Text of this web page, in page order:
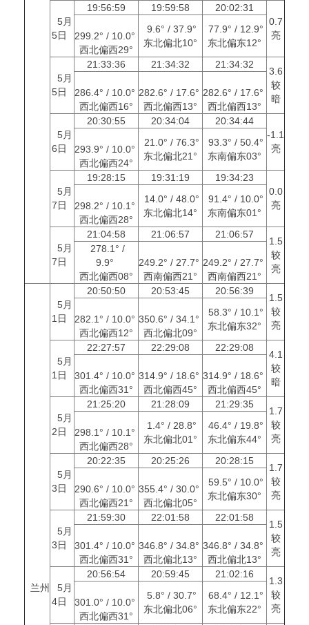
5月
5日
19:56:59 19:59:58
20:02:31
0.7
亮
299.2° / 10.0°
西北偏西29°
9.6° / 37.9°
东北偏北10°
77.9° / 12.9°
东北偏东12°
5月
5日
21:33:36 21:34:32 21:34:32
3.6
较
暗
286.4° / 10.0°
西北偏西16°
282.6° / 17.6°
西北偏西13°
282.6° / 17.6°
西北偏西13°
5月
6日
20:30:55 20:34:04
20:34:44
-1.1
亮
293.9° / 10.0°
西北偏西24°
21.0° / 76.3°
东北偏北21°
93.3° / 50.4°
东南偏东03°
5月
7日
19:28:15 19:31:19
19:34:23
0.0
亮
298.2° / 10.1°
西北偏西28°
14.0° / 48.0°
东北偏北14°
91.4° / 10.0°
东南偏东01°
5月
7日
21:04:58 21:06:57 21:06:57
1.5
较
亮
278.1° /
9.9°
西北偏西08°
249.2° / 27.7°
西南偏西21°
249.2° / 27.7°
西南偏西21°
兰州
5月
1日
20:50:50 20:53:45 20:56:39
1.5
较
亮
282.1° / 10.0°
西北偏西12°
350.6° / 34.1°
西北偏北09°
58.3° / 10.1°
东北偏东32°
5月
1日
22:27:57 22:29:08 22:29:08
4.1
较
暗
301.4° / 10.0°
西北偏西31°
314.9° / 18.6°
西北偏西45°
314.9° / 18.6°
西北偏西45°
5月
2日
21:25:20 21:28:09 21:29:35
1.7
较
亮
298.1° / 10.1°
西北偏西28°
1.4° / 28.8°
东北偏北01°
46.4° / 19.8°
东北偏东44°
5月
3日
20:22:35 20:25:26 20:28:15
1.7
较
亮
290.6° / 10.0°
西北偏西21°
355.4° / 30.0°
西北偏北05°
59.5° / 10.0°
东北偏东30°
5月
3日
21:59:30 22:01:58 22:01:58
1.5
较
亮
301.4° / 10.0°
西北偏西31°
346.8° / 34.8°
西北偏北13°
346.8° / 34.8°
西北偏北13°
5月
4日
20:56:54 20:59:45 21:02:16
1.3
较
亮
301.0° / 10.0°
西北偏西31°
5.8° / 30.7°
东北偏北06°
68.4° / 12.1°
东北偏东22°